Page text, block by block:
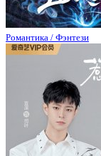
Романтика / Фэнтези